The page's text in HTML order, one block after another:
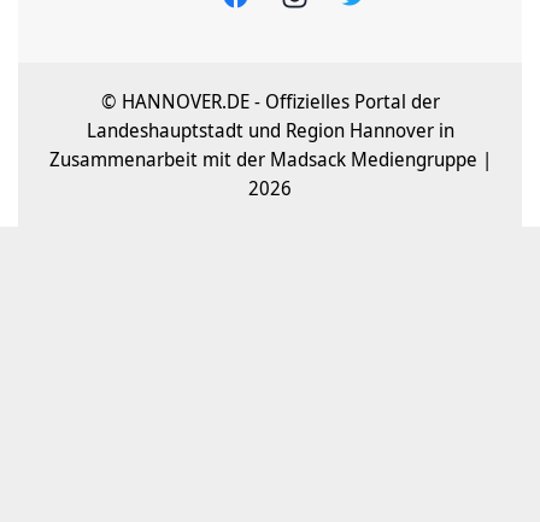
© HANNOVER.DE - Offizielles Portal der
Landeshauptstadt und Region Hannover in
Zusammenarbeit mit der Madsack Mediengruppe |
2026